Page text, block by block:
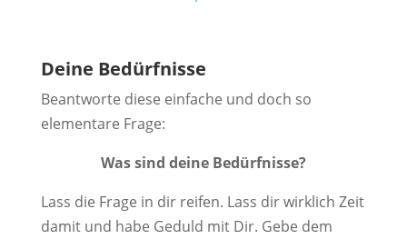
Deine Bedürfnisse
Beantworte diese einfache und doch so
elementare Frage:
Was sind deine Bedürfnisse?
Lass die Frage in dir reifen. Lass dir wirklich Zeit
damit und habe Geduld mit Dir. Gebe dem